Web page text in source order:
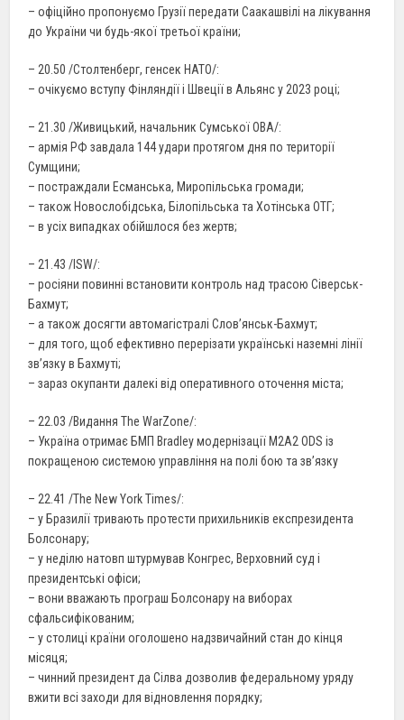
– офіційно пропонуємо Грузії передати Саакашвілі на лікування
до України чи будь-якої третьої країни;
– 20.50 /Столтенберг, генсек НАТО/:
– очікуємо вступу Фінляндії і Швеції в Альянс у 2023 році;
– 21.30 /Живицький, начальник Сумської ОВА/:
– армія РФ завдала 144 удари протягом дня по території
Сумщини;
– постраждали Есманська, Миропільська громади;
– також Новослобідська, Білопільська та Хотінська ОТГ;
– в усіх випадках обійшлося без жертв;
– 21.43 /ISW/:
– росіяни повинні встановити контроль над трасою Сіверськ-
Бахмут;
– а також досягти автомагістралі Слов’янськ-Бахмут;
– для того, щоб ефективно перерізати українські наземні лінії
зв’язку в Бахмуті;
– зараз окупанти далекі від оперативного оточення міста;
– 22.03 /Видання The WarZone/:
– Україна отримає БМП Bradley модернізації M2A2 ODS із
покращеною системою управління на полі бою та зв’язку
– 22.41 /The New York Times/:
– у Бразилії тривають протести прихильників експрезидента
Болсонару;
– у неділю натовп штурмував Конгрес, Верховний суд і
президентські офіси;
– вони вважають програш Болсонару на виборах
сфальсифікованим;
– у столиці країни оголошено надзвичайний стан до кінця
місяця;
– чинний президент да Сілва дозволив федеральному уряду
вжити всі заходи для відновлення порядку;